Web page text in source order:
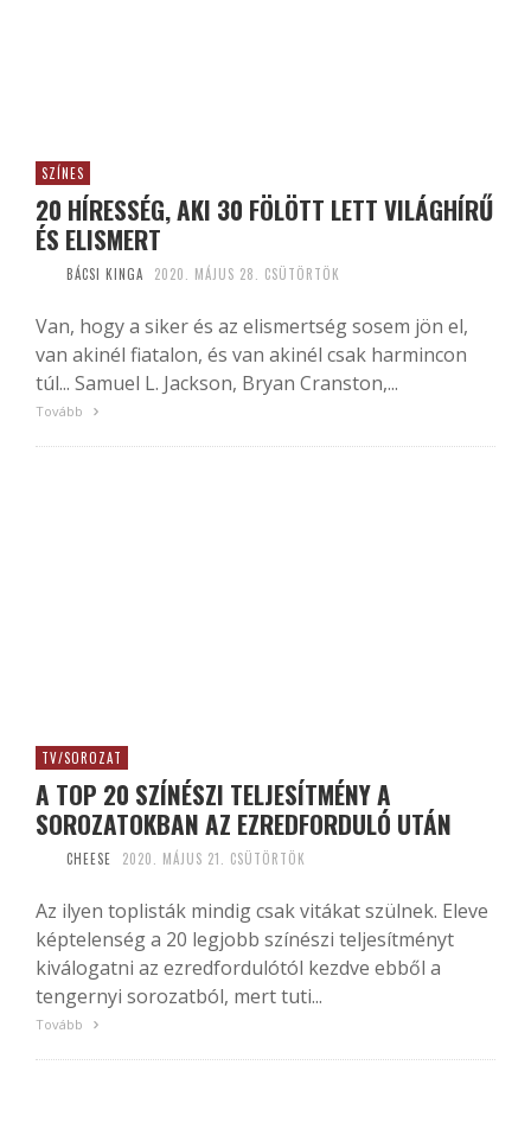
SZÍNES
20 HÍRESSÉG, AKI 30 FÖLÖTT LETT VILÁGHÍRŰ
ÉS ELISMERT
BÁCSI KINGA 2020. MÁJUS 28. CSÜTÖRTÖK
Van, hogy a siker és az elismertség sosem jön el,
van akinél fiatalon, és van akinél csak harmincon
túl... Samuel L. Jackson, Bryan Cranston,...
Tovább
TV/SOROZAT
A TOP 20 SZÍNÉSZI TELJESÍTMÉNY A
SOROZATOKBAN AZ EZREDFORDULÓ UTÁN
CHEESE 2020. MÁJUS 21. CSÜTÖRTÖK
Az ilyen toplisták mindig csak vitákat szülnek. Eleve
képtelenség a 20 legjobb színészi teljesítményt
kiválogatni az ezredfordulótól kezdve ebből a
tengernyi sorozatból, mert tuti...
Tovább